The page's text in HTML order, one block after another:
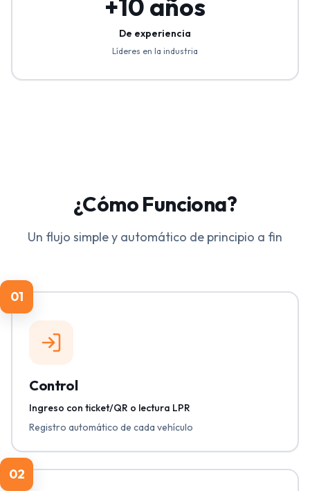
+10 años
De experiencia
Líderes en la industria
¿Cómo Funciona?
Un flujo simple y automático de principio a fin
01
Control
Ingreso con ticket/QR o lectura LPR
Registro automático de cada vehículo
02